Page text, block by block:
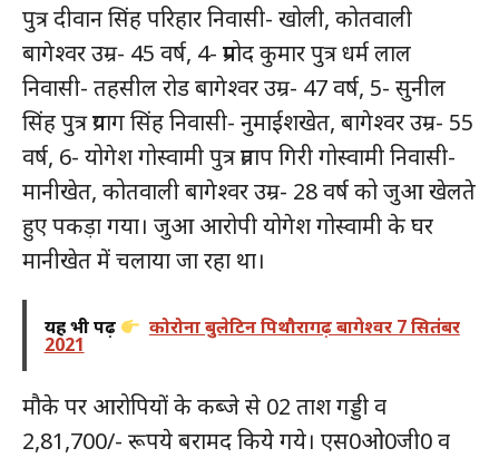
पुत्र दीवान सिंह परिहार निवासी- खोली, कोतवाली
बागेश्वर उम्र- 45 वर्ष, 4- प्रमोद कुमार पुत्र धर्म लाल
निवासी- तहसील रोड बागेश्वर उम्र- 47 वर्ष, 5- सुनील
सिंह पुत्र प्रयाग सिंह निवासी- नुमाईशखेत, बागेश्वर उम्र- 55
वर्ष, 6- योगेश गोस्वामी पुत्र प्रताप गिरी गोस्वामी निवासी-
मानीखेत, कोतवाली बागेश्वर उम्र- 28 वर्ष को जुआ खेलते
हुए पकड़ा गया। जुआ आरोपी योगेश गोस्वामी के घर
मानीखेत में चलाया जा रहा था।
यह भी पढ़ें कोरोना बुलेटिन पिथौरागढ़ बागेश्वर 7 सितंबर
2021
मौके पर आरोपियों के कब्जे से 02 ताश गड्डी व
2,81,700/- रूपये बरामद किये गये। एस0ओ0जी0 व